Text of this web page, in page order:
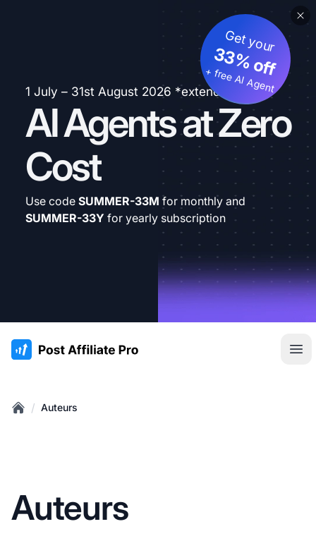
1 July – 31st August 2026 *extended
AI Agents at Zero
Cost
Get your
33% off
+ free AI Agent
Use code SUMMER-33M for monthly and
SUMMER-33Y for yearly subscription
:site.title
/ Auteurs
Auteurs